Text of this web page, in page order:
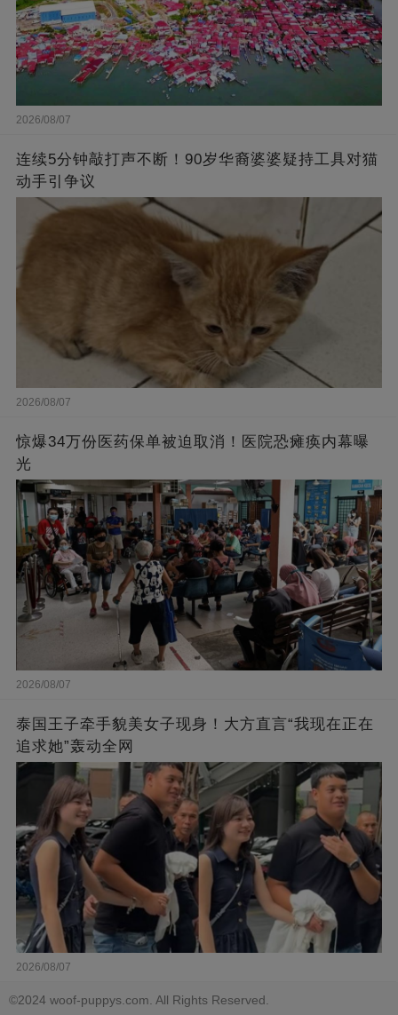
2026/08/07
连续5分钟敲打声不断！90岁华裔婆婆疑持工具对猫
动手引争议
2026/08/07
惊爆34万份医药保单被迫取消！医院恐瘫痪内幕曝
光
2026/08/07
泰国王子牵手貌美女子现身！大方直言“我现在正在
追求她”轰动全网
2026/08/07
©2024 woof-puppys.com. All Rights Reserved.